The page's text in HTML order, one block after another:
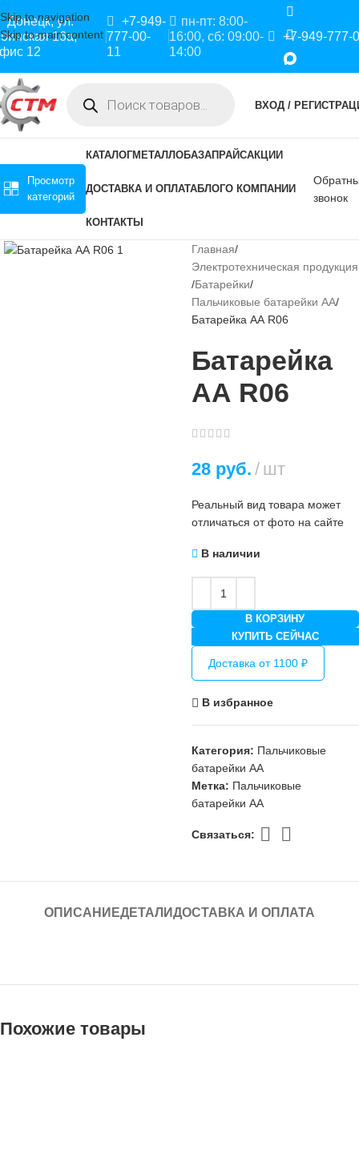
Skip to navigation
Skip to main content
Донецк, ул.
16а,
12
+7-949-
777-00-
11
пн-пт: 8:00-
16:00, сб: 09:00-
14:00
+7-949-777-
ВХОД /
Просмотр
категорий
КАТАЛОГМЕТАЛЛОБАЗАПРАЙСАКЦИИ
ДОСТАВКА И ОПЛАТАБЛОГО КОМПАНИИ
КОНТАКТЫ
звонок
Главная
Электротехническая продукция
Батарейки
Пальчиковые батарейки АА
Батарейка АА R06
Батарейка
АА R06
28руб. шт
Реальный вид товара может
отличаться от фото на сайте
В наличии
В КОРЗИНУ
КУПИТЬ СЕЙЧАС
Доставка от 1100 ₽
В избранное
Категория: Пальчиковые
батарейки АА
Метка: Пальчиковые
батарейки AA
Связаться:
ОПИСАНИЕДЕТАЛИДОСТАВКА И ОПЛАТА
Похожие товары